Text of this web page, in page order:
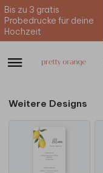
Bis zu 3 gratis
Probedrucke für deine
Hochzeit
Weitere Designs